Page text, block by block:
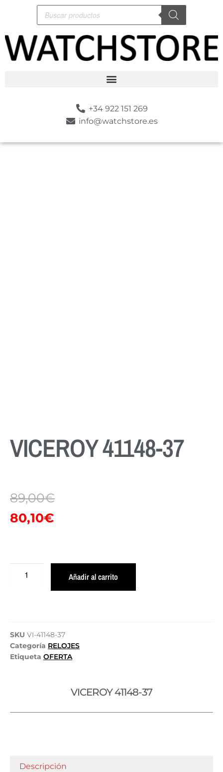
+34 922 151 269
info@watchstore.es
VICEROY 41148-37
89,00€
80,10€
Añadir al carrito
SKU VI-41148-37
Categoría RELOJES
Etiqueta OFERTA
VICEROY 41148-37
Descripción